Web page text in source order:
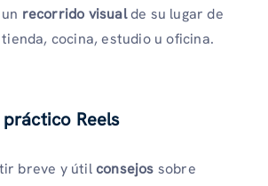
recorrido visualde su lugar de
cocina, estudio u oficina.
Reels
breve y útilconsejos sobre